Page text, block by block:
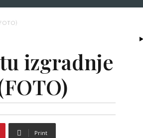
izgradnje
Print